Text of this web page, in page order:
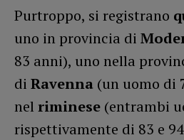
Purtroppo, si registrano
uno in provincia di
83 anni), uno nella
di Ravenna (un uomo di
nel riminese (entrambi
rispettivamente di 83 e